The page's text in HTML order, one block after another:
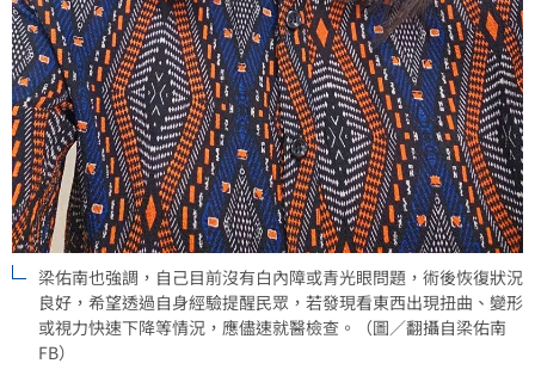
梁佑南也強調，自己目前沒有白內障或青光眼問題，術後恢復狀況
良好，希望透過自身經驗提醒民眾，若發現看東西出現扭曲、變形
或視力快速下降等情況，應儘速就醫檢查。（圖／翻攝自梁佑南
FB）